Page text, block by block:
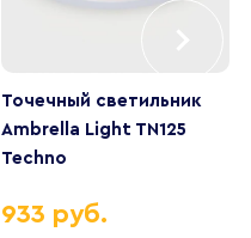
Точечный светильник
Ambrella Light TN125
Techno
933 руб.